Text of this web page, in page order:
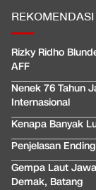
Rizky Ridho
AFF
Nenek 76 Tahun
Internasional
Kenapa Banyak
Penjelasan
Gempa Laut
Demak, Batang